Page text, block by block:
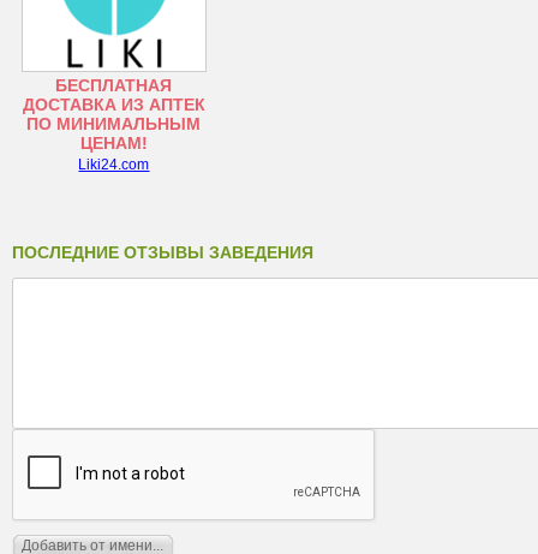
БЕСПЛАТНАЯ
ДОСТАВКА ИЗ АПТЕК
ПО МИНИМАЛЬНЫМ
ЦЕНАМ!
Liki24.com
ПОСЛЕДНИЕ ОТЗЫВЫ ЗАВЕДЕНИЯ